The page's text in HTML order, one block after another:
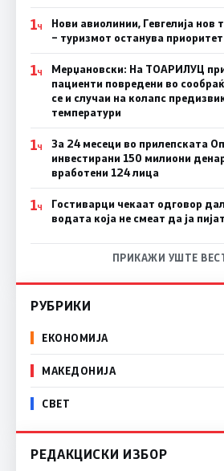
1Ч
Нови авиолинии, Гевгелија нов
– туризмот останува
1Ч
Мерџановски: На ТОАРИЛУЦ
пациенти повредени во
се и случаи на колапс
температури
1Ч
За 24 месеци во прилепската
инвестирани 150 милиони
вработени 124 лица
1Ч
Гостиварци чекаат одговор
водата која не смеат да ја пијат
ПРИКАЖИ УШТЕ
РУБРИКИ
ЕКОНОМИЈА
МАКЕДОНИЈА
СВЕТ
РЕДАКЦИСКИ ИЗБОР